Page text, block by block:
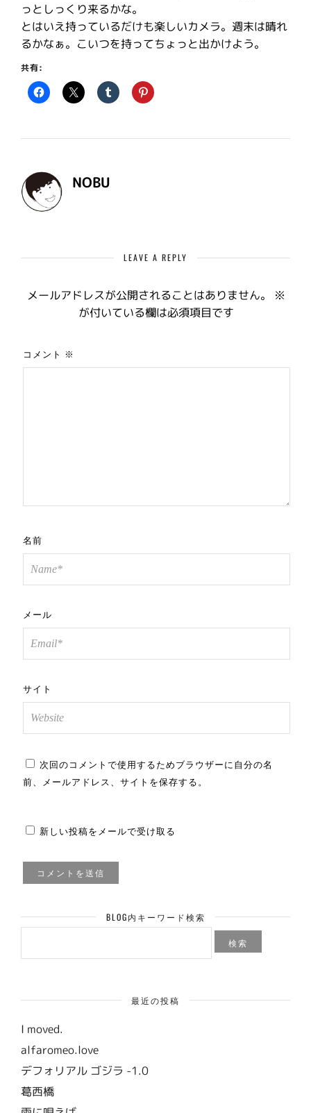
っとしっくり来るかな。
とはいえ持っているだけも楽しいカメラ。週末は晴れ
るかなぁ。こいつを持ってちょっと出かけよう。
共有:
NOBU
LEAVE A REPLY
メールアドレスが公開されることはありません。
※
が付いている欄は必須項目です
コメント ※
名前
メール
サイト
次回のコメントで使用するためブラウザーに自分の名
前、メールアドレス、サイトを保存する。
新しい投稿をメールで受け取る
BLOG内キーワード検索
検
最近の投稿
I moved.
alfaromeo.love
デフォリアル ゴジラ -1.0
葛西橋